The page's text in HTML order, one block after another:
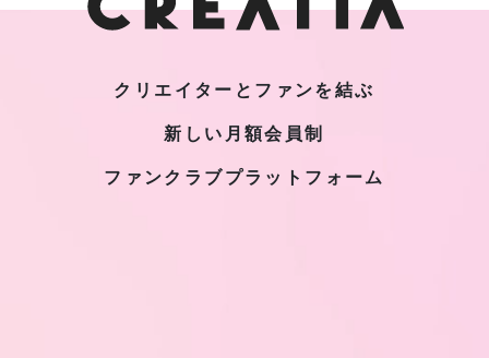
クリエイターとファンを結ぶ
新しい月額会員制
ファンクラブプラットフォーム